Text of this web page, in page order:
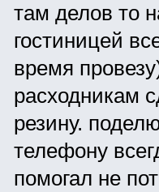
там делов то
гостиницей
время
расходникам
резину.
телефону
помогал не